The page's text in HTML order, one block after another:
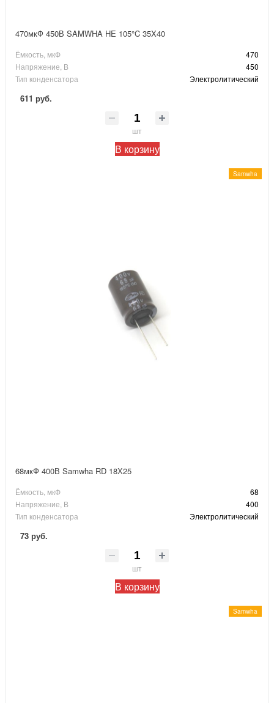
470мкФ 450В SAMWHA HE 105°C 35X40
Ёмкость, мкФ
470
Напряжение, В
450
Тип конденсатора
Электролитический
611 руб.
шт
В корзину
Samwha
68мкФ 400В Samwha RD 18Х25
Ёмкость, мкФ
68
Напряжение, В
400
Тип конденсатора
Электролитический
73 руб.
шт
В корзину
Samwha